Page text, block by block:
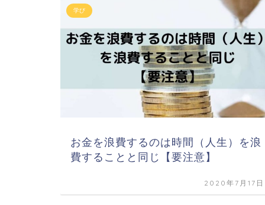
学び
お金を浪費するのは時間（人生）を浪
費することと同じ【要注意】
2020年7月17日